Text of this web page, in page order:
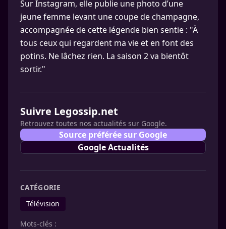
Sur Instagram, elle publie une photo d’une
jeune femme levant une coupe de champagne,
accompagnée de cette légende bien sentie : "À
tous ceux qui regardent ma vie et en font des
potins. Ne lâchez rien. La saison 2 va bientôt
sortir."
Suivre Legossip.net
Retrouvez toutes nos actualités sur Google.
Source préférée sur Google
Google Actualités
CATÉGORIE
Télévision
Mots-clés :